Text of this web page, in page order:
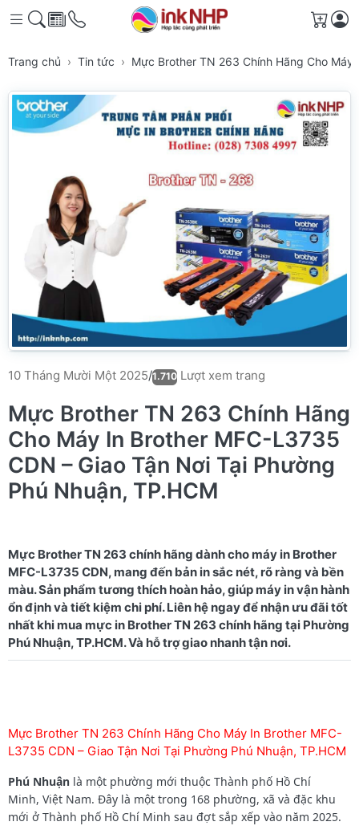
Giỏ
Trang chủ Tin tức Mực Brother TN 263 Chính Hãng Cho Máy
10 Tháng Mười Một 2025/1.710 Lượt xem trang
Mực Brother TN 263 Chính Hãng
Cho Máy In Brother MFC-L3735
CDN – Giao Tận Nơi Tại Phường
Phú Nhuận, TP.HCM
Mực Brother TN 263 chính hãng dành cho máy in Brother
MFC-L3735 CDN, mang đến bản in sắc nét, rõ ràng và bền
màu. Sản phẩm tương thích hoàn hảo, giúp máy in vận hành
ổn định và tiết kiệm chi phí. Liên hệ ngay để nhận ưu đãi tốt
nhất khi mua mực in Brother TN 263 chính hãng tại Phường
Mực Brother TN 263 Chính Hãng Cho Máy In Brother MFC-
L3735 CDN – Giao Tận Nơi Tại Phường Phú Nhuận, TP.HCM
Phú Nhuận là một phường mới thuộc Thành phố Hồ Chí
Minh, Việt Nam. Đây là một trong 168 phường, xã và đặc khu
mới ở Thành phố Hồ Chí Minh sau đợt sắp xếp vào năm 2025.